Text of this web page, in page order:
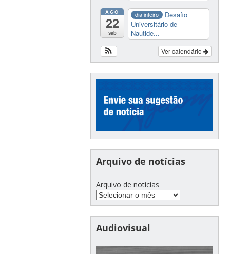
AGO
22
sáb
dia inteiro
Desafio
Universitário de
Nautide...
Ver calendário
Arquivo de notícias
Arquivo de notícias
Audiovisual